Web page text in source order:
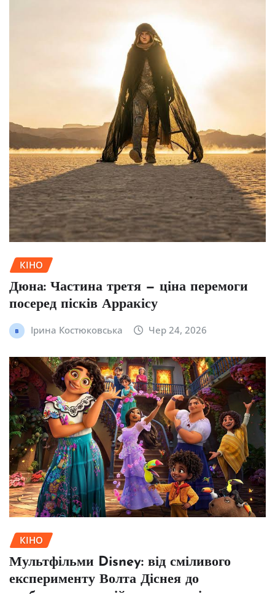
КІНО
Дюна: Частина третя — ціна перемоги
посеред пісків Арракісу
Ірина Костюковська Чер 24, 2026
КІНО
Мультфільми Disney: від сміливого
експерименту Волта Діснея до